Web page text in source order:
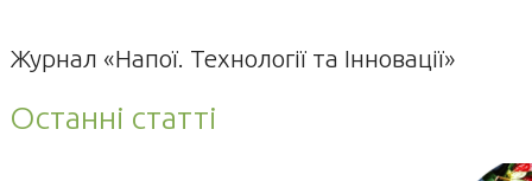
Журнал «Напої. Технології та Інновації»
Останні статті